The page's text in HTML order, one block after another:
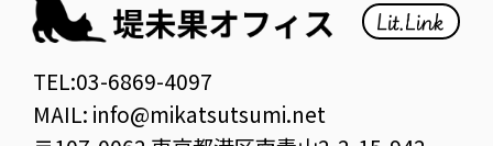
TEL:03-6869-4097
MAIL: info@mikatsutsumi.net